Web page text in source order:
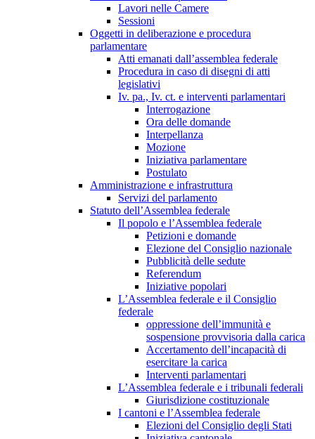
Lavori nelle Camere
Sessioni
Oggetti in deliberazione e procedura
parlamentare
Atti emanati dall’assemblea federale
Procedura in caso di disegni di atti
legislativi
Iv. pa., Iv. ct. e interventi parlamentari
Interrogazione
Ora delle domande
Interpellanza
Mozione
Iniziativa parlamentare
Postulato
Amministrazione e infrastruttura
Servizi del parlamento
Statuto dell’Assemblea federale
Il popolo e l’Assemblea federale
Petizioni e domande
Elezione del Consiglio nazionale
Pubblicità delle sedute
Referendum
Iniziative popolari
L’Assemblea federale e il Consiglio
federale
oppressione dell’immunità e
sospensione provvisoria dalla carica
Accertamento dell’incapacità di
esercitare la carica
Interventi parlamentari
L’Assemblea federale e i tribunali federali
Giurisdizione costituzionale
I cantoni e l’Assemblea federale
Elezioni del Consiglio degli Stati